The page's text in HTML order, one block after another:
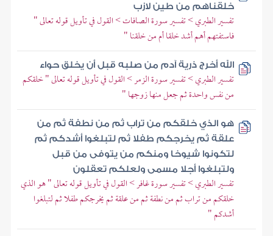
خلقناهم من طين لازب
تفسير الطبري > تفسير سورة الصافات > القول في تأويل قوله تعالى "
فاستفتهم أهم أشد خلقا أم من خلقنا "
الله أخرج ذرية آدم من صلبه قبل أن يخلق حواء
تفسير الطبري > تفسير سورة الزمر > القول في تأويل قوله تعالى " خلقكم
من نفس واحدة ثم جعل منها زوجها "
هو الذي خلقكم من تراب ثم من نطفة ثم من
علقة ثم يخرجكم طفلا ثم لتبلغوا أشدكم ثم
لتكونوا شيوخا ومنكم من يتوفى من قبل
ولتبلغوا أجلا مسمى ولعلكم تعقلون
تفسير الطبري > تفسير سورة غافر > القول في تأويل قوله تعالى " هو الذي
خلقكم من تراب ثم من نطفة ثم من علقة ثم يخرجكم طفلا ثم لتبلغوا
أشدكم "